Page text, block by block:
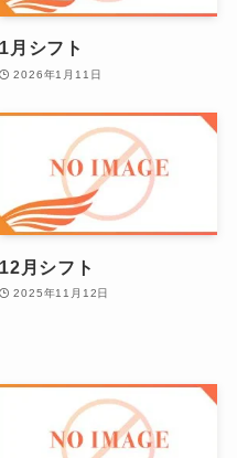
1月シフト
2026年1月11日
12月シフト
2025年11月12日